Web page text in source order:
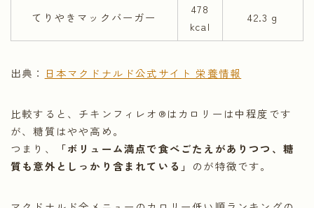
てりやきマックバーガー
478
kcal
42.3 g
出典： 日本マクドナルド公式サイト 栄養情報
比較すると、チキンフィレオ®はカロリーは中程度です
が、糖質はやや高め。
つまり、
「ボリューム満点で食べごたえがありつつ、糖
質も意外としっかり含まれている」 のが特徴です。